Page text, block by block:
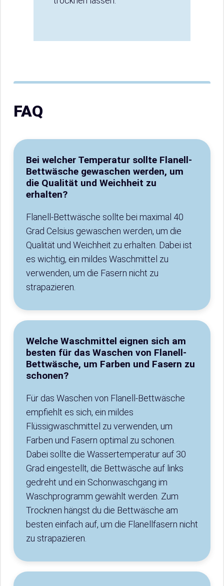
FAQ
Bei welcher Temperatur sollte Flanell-
Bettwäsche gewaschen werden, um
die Qualität und Weichheit zu
erhalten?
Flanell-Bettwäsche sollte bei maximal 40
Grad Celsius gewaschen werden, um die
Qualität und Weichheit zu erhalten. Dabei ist
es wichtig, ein mildes Waschmittel zu
verwenden, um die Fasern nicht zu
strapazieren.
Welche Waschmittel eignen sich am
besten für das Waschen von Flanell-
Bettwäsche, um Farben und Fasern zu
schonen?
Für das Waschen von Flanell-Bettwäsche
empfiehlt es sich, ein mildes
Flüssigwaschmittel zu verwenden, um
Farben und Fasern optimal zu schonen.
Dabei sollte die Wassertemperatur auf 30
Grad eingestellt, die Bettwäsche auf links
gedreht und ein Schonwaschgang im
Waschprogramm gewählt werden. Zum
Trocknen hängst du die Bettwäsche am
besten einfach auf, um die Flanellfasern nicht
zu strapazieren.